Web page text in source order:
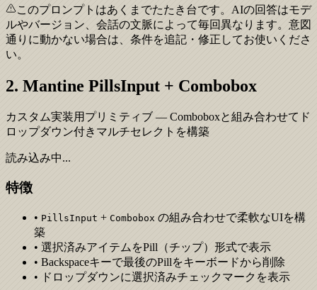
このプロンプトはあくまでたたき台です。AIの回答はモデ
ルやバージョン、会話の文脈によって毎回異なります。意図
通りに動かない場合は、条件を追記・修正してお使いくださ
い。
2. Mantine PillsInput + Combobox
カスタム実装用プリミティブ — Comboboxと組み合わせてド
ロップダウン付きマルチセレクトを構築
読み込み中...
特徴
• PillsInput + Combobox の組み合わせで柔軟なUIを構
築
• 選択済みアイテムをPill（チップ）形式で表示
• Backspaceキーで最後のPillをキーボードから削除
• ドロップダウンに選択済みチェックマークを表示